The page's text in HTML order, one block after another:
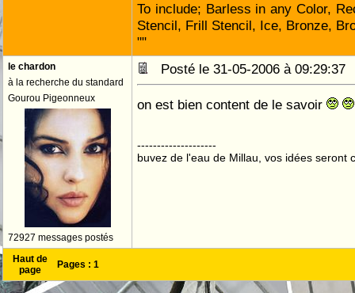
To include; Barless in any Color,
Stencil, Frill Stencil, Ice, Bronze,
""
le chardon
à la recherche du standard
Gourou Pigeonneux
72927 messages postés
Posté le 31-05-2006 à
on est bien content de le savoir
--------------------
buvez de l'eau de Millau, vos idées seront
Haut de
page
Pages : 1